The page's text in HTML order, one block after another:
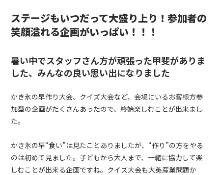
ステージもいつだって大盛り上り！参加者の
笑顔溢れる企画がいっぱい！！！
暑い中でスタッフさん方が頑張った甲斐がありま
した、みんなの良い思い出になりました
かき氷の早作り大会、クイズ大会など、会場にいるお客様方参
加型の企画がたくさんあったので、終始楽しむことが出来まし
た。
かき氷の早“食い”は見たことありましたが、“作り”の方をやる
のは初めて見ました。子どもから大人まで、一緒に協力して楽
しむことが出来る企画ですね。クイズ大会も大英産業問題か